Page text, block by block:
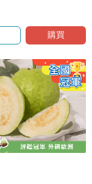
購買